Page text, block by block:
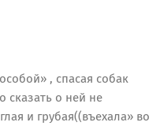
, спасая собак
сказать о ней не
и грубая((въехала» во